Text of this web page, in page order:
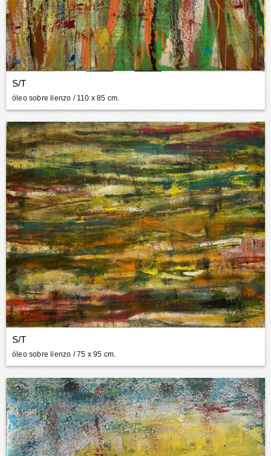
S/T
óleo sobre lienzo / 110 x 85 cm.
S/T
óleo sobre lienzo / 75 x 95 cm.